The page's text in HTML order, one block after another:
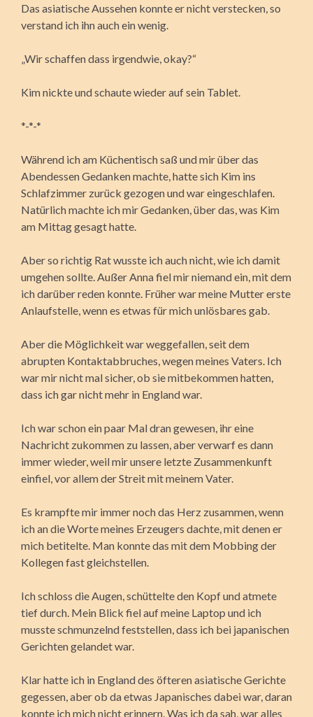
Das asiatische Aussehen konnte er nicht verstecken, so
verstand ich ihn auch ein wenig.
„Wir schaffen dass irgendwie, okay?“
Kim nickte und schaute wieder auf sein Tablet.
*-*-*
Während ich am Küchentisch saß und mir über das
Abendessen Gedanken machte, hatte sich Kim ins
Schlafzimmer zurück gezogen und war eingeschlafen.
Natürlich machte ich mir Gedanken, über das, was Kim
am Mittag gesagt hatte.
Aber so richtig Rat wusste ich auch nicht, wie ich damit
umgehen sollte. Außer Anna fiel mir niemand ein, mit dem
ich darüber reden konnte. Früher war meine Mutter erste
Anlaufstelle, wenn es etwas für mich unlösbares gab.
Aber die Möglichkeit war weggefallen, seit dem
abrupten Kontaktabbruches, wegen meines Vaters. Ich
war mir nicht mal sicher, ob sie mitbekommen hatten,
dass ich gar nicht mehr in England war.
Ich war schon ein paar Mal dran gewesen, ihr eine
Nachricht zukommen zu lassen, aber verwarf es dann
immer wieder, weil mir unsere letzte Zusammenkunft
einfiel, vor allem der Streit mit meinem Vater.
Es krampfte mir immer noch das Herz zusammen, wenn
ich an die Worte meines Erzeugers dachte, mit denen er
mich betitelte. Man konnte das mit dem Mobbing der
Kollegen fast gleichstellen.
Ich schloss die Augen, schüttelte den Kopf und atmete
tief durch. Mein Blick fiel auf meine Laptop und ich
musste schmunzelnd feststellen, dass ich bei japanischen
Gerichten gelandet war.
Klar hatte ich in England des öfteren asiatische Gerichte
gegessen, aber ob da etwas Japanisches dabei war, daran
konnte ich mich nicht erinnern. Was ich da sah, war alles